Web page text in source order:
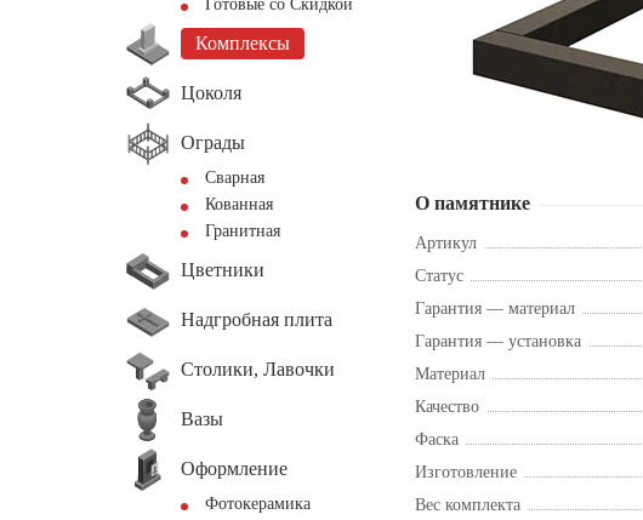
Готовые со Скидкой
Комплексы
Цоколя
Ограды
Сварная
Кованная
Гранитная
Цветники
Надгробная плита
Столики, Лавочки
Вазы
Оформление
Фотокерамика
О памятнике
Артикул
Статус
Гарантия — материал
Гарантия — установка
Материал
Качество
Фаска
Изготовление
Вес комплекта